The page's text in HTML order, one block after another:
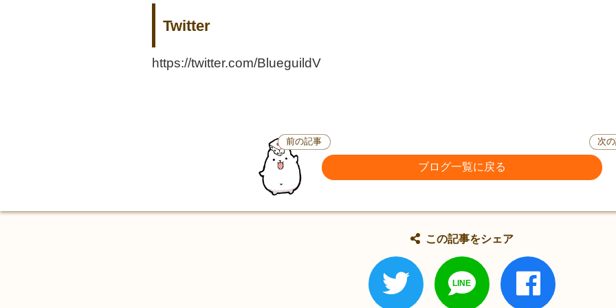
Twitter
https://twitter.com/BlueguildV
前の記事
ブログ一覧に戻る
次
この記事をシェア